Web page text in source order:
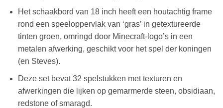
Het schaakbord van 18 inch heeft een houtachtig frame
rond een speeloppervlak van ‘gras’ in getextureerde
tinten groen, omringd door Minecraft-logo’s in een
metalen afwerking, geschikt voor het spel der koningen
(en Steves).
Deze set bevat 32 spelstukken met texturen en
afwerkingen die lijken op gemarmerde steen, obsidiaan,
redstone of smaragd.